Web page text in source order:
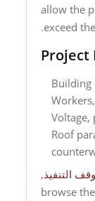
allow the
exceed
Project
Building
Voltage,
Roof
التنفيذ,
browse the